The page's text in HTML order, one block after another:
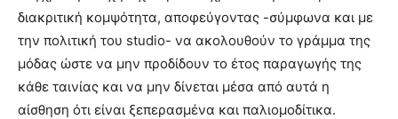
διακριτική κομψότητα, αποφεύγοντας -σύμφωνα και με
την πολιτική του studio- να ακολουθούν το γράμμα της
μόδας ώστε να μην προδίδουν το έτος παραγωγής της
κάθε ταινίας και να μην δίνεται μέσα από αυτά η
αίσθηση ότι είναι ξεπερασμένα και παλιομοδίτικα.